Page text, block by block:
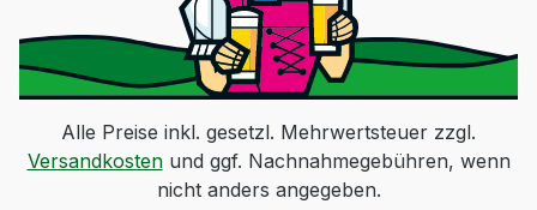
Alle Preise inkl. gesetzl. Mehrwertsteuer zzgl.
Versandkostenund ggf. Nachnahmegebühren, wenn
nicht anders angegeben.